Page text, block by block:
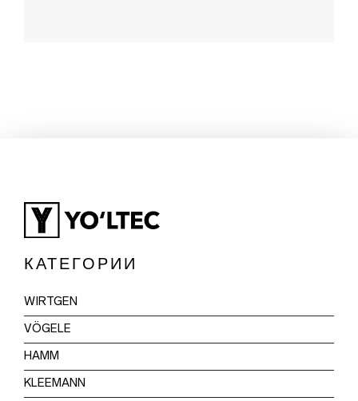
КАТЕГОРИИ
WIRTGEN
VÖGELE
HAMM
KLEEMANN